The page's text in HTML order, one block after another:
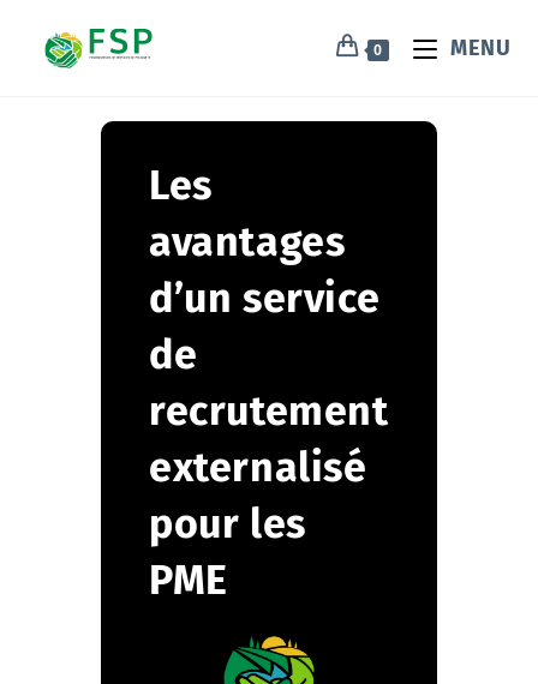
0 MENU
Les
avantages
d’un service
de
recrutement
externalisé
pour les
PME